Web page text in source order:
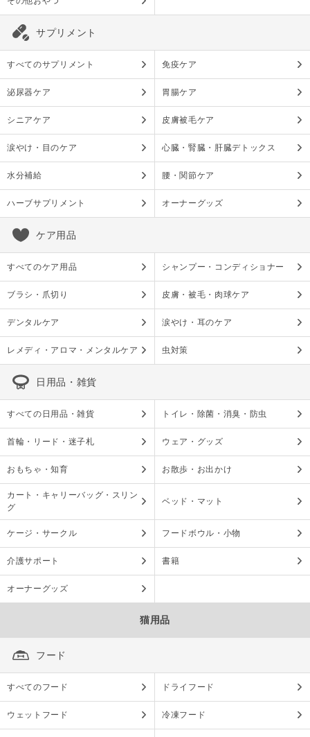
サプリメント
すべてのサプリメント 免疫ケア
泌尿器ケア 胃腸ケア
シニアケア 皮膚被毛ケア
涙やけ・目のケア 心臓・腎臓・肝臓デトックス
水分補給 腰・関節ケア
ハーブサプリメント オーナーグッズ
ケア用品
すべてのケア用品 シャンプー・コンディショナー
ブラシ・爪切り 皮膚・被毛・肉球ケア
デンタルケア 涙やけ・耳のケア
レメディ・アロマ・メンタルケア 虫対策
日用品・雑貨
すべての日用品・雑貨 トイレ・除菌・消臭・防虫
首輪・リード・迷子札 ウェア・グッズ
おもちゃ・知育 お散歩・お出かけ
カート・キャリーバッグ・スリン
グ
ベッド・マット
ケージ・サークル フードボウル・小物
介護サポート 書籍
オーナーグッズ
猫用品
フード
すべてのフード ドライフード
ウェットフード 冷凍フード